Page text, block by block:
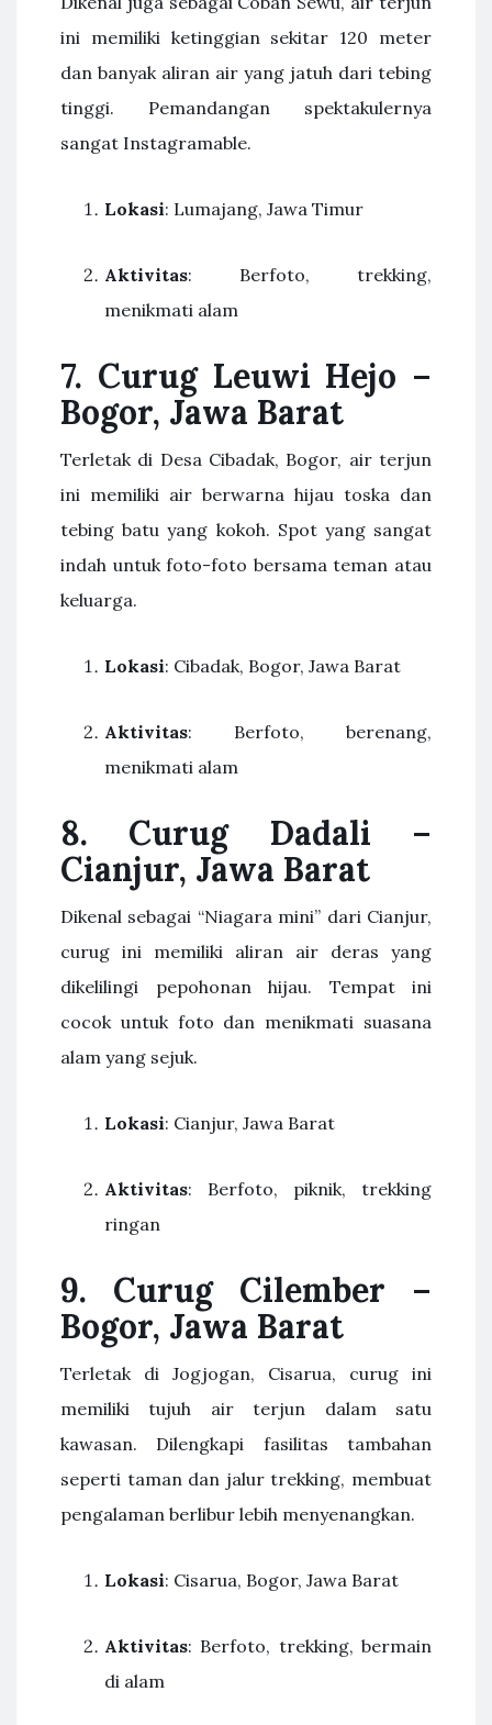
ini memiliki ketinggian sekitar 120 meter
dan banyak aliran air yang jatuh dari tebing
tinggi. Pemandangan spektakulernya
sangat Instagramable.
Lokasi: Lumajang, Jawa Timur
Aktivitas: Berfoto, trekking,
menikmati alam
7. Curug Leuwi Hejo –
Bogor, Jawa Barat
Terletak di Desa Cibadak, Bogor, air terjun
ini memiliki air berwarna hijau toska dan
tebing batu yang kokoh. Spot yang sangat
indah untuk foto-foto bersama teman atau
keluarga.
Lokasi: Cibadak, Bogor, Jawa Barat
Aktivitas: Berfoto, berenang,
menikmati alam
8. Curug Dadali –
Cianjur, Jawa Barat
Dikenal sebagai “Niagara mini” dari Cianjur,
curug ini memiliki aliran air deras yang
dikelilingi pepohonan hijau. Tempat ini
cocok untuk foto dan menikmati suasana
alam yang sejuk.
Lokasi: Cianjur, Jawa Barat
Aktivitas: Berfoto, piknik, trekking
ringan
9. Curug Cilember –
Bogor, Jawa Barat
Terletak di Jogjogan, Cisarua, curug ini
memiliki tujuh air terjun dalam satu
kawasan. Dilengkapi fasilitas tambahan
seperti taman dan jalur trekking, membuat
pengalaman berlibur lebih menyenangkan.
Lokasi: Cisarua, Bogor, Jawa Barat
Aktivitas: Berfoto, trekking, bermain
di alam